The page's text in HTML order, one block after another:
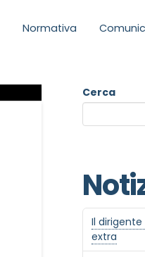
Normativa
Cerca
Il
extra